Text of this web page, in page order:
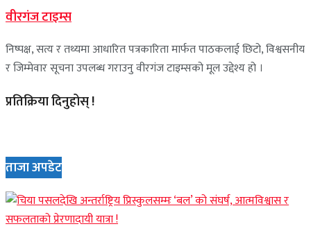
वीरगंज टाइम्स
निष्पक्ष, सत्य र तथ्यमा आधारित पत्रकारिता मार्फत पाठकलाई छिटो, विश्वसनीय
र जिम्मेवार सूचना उपलब्ध गराउनु वीरगंज टाइम्सको मूल उद्देश्य हो ।
प्रतिक्रिया दिनुहोस् !
ताजा अपडेट